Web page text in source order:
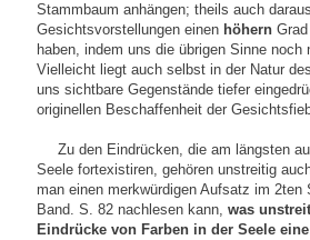
Stammbaum anhängen; theils auch
Gesichtsvorstellungen einen höhern
haben, indem uns die übrigen Sinne
Vielleicht liegt auch selbst in der Natur des
uns sichtbare Gegenstände tiefer
originellen Beschaffenheit der
Zu den Eindrücken, die am längsten
Seele fortexistiren, gehören unstreitig
man einen merkwürdigen Aufsatz im
Band. S. 82 nachlesen kann, was
Eindrücke von Farben in der Seele